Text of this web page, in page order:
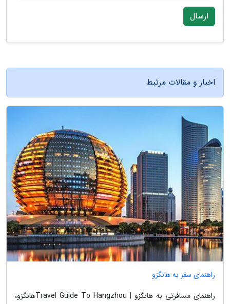
ارسال
اخبار و مقالات مرتبط
راهنمای سفر به هانگزو
راهنمای مسافرتی به هانگزو | Travel Guide To Hangzhouهانگزو،